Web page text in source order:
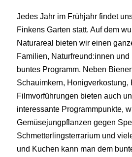
Jedes Jahr im Frühjahr findet
Finkens Garten statt. Auf dem
Naturareal bieten wir einen
Familien, Naturfreund:innen und
buntes Programm. Neben
Schauimkern, Honigverkostung,
Filmvorführungen bieten auch
interessante Programmpunkte,
Gemüsejungpflanzen gegen
Schmetterlingsterrarium und
und Kuchen kann man dem